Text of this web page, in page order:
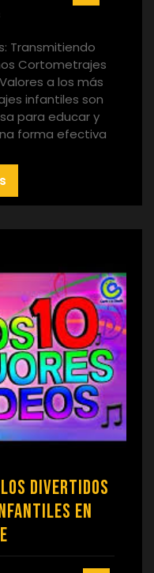
Transmitiendo
Cortometrajes
a los más
infantiles son
para educar y
forma efectiva
Divertidos
en